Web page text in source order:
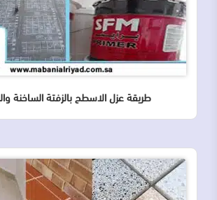
طريقة عزل الاسطح بالزفتة الساخنة